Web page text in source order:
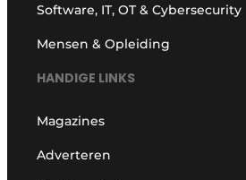
Software, IT, OT & Cybersecurity
Mensen & Opleiding
HANDIGE LINKS
Magazines
Adverteren